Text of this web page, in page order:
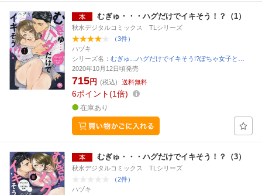
むぎゅ・・・ハグだけでイキそう！？（1）
秋水デジタルコミックス TLシリーズ
（3件）
ハヅキ
シリーズ名： むぎゅ…ハグだけでイキそう!?ぽちゃ女子と…
2020年10月12日頃発売
715円 (税込) 送料無料
6ポイント 1倍
在庫あり
むぎゅ・・・ハグだけでイキそう！？（3）
秋水デジタルコミックス TLシリーズ
（2件）
ハヅキ